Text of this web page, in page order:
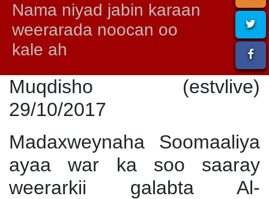
Nama niyad jabin karaan
weerarada noocan oo
kale ah
Muqdisho (estvlive)
29/10/2017
Madaxweynaha Soomaaliya
ayaa war ka soo saaray
weerarkii galabta Al-